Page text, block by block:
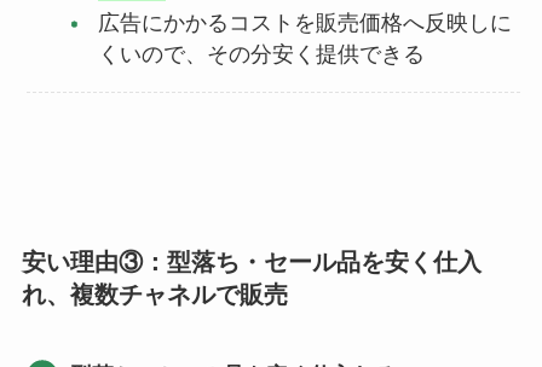
広告にかかるコストを販売価格へ反映しに
くいので、その分安く提供できる
安い理由③：型落ち・セール品を安く仕入
れ、複数チャネルで販売